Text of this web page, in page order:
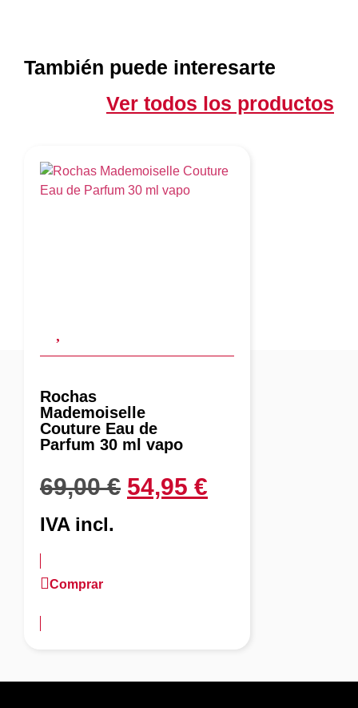
También puede interesarte
Ver todos los productos
Rochas
Mademoiselle
Couture Eau de
Parfum 30 ml vapo
69,00€ 54,95 €
IVA incl.
Comprar